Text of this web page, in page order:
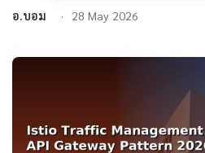
อ.บอม 28 May 2026